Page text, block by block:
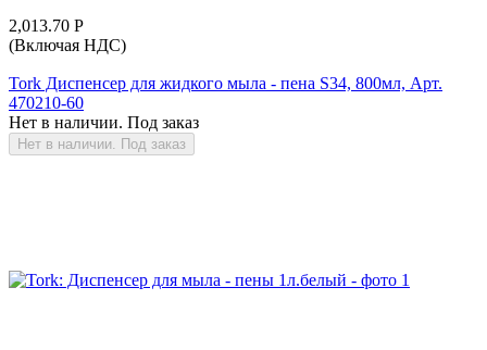
2,013.70 Р
(Включая НДС)
Tork Диспенсер для жидкого мыла - пена S34, 800мл, Арт.
470210-60
Нет в наличии. Под заказ
Нет в наличии. Под заказ